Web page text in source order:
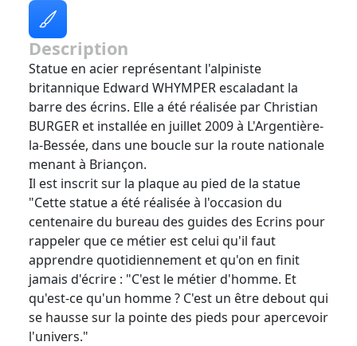
Description
Statue en acier représentant l'alpiniste
britannique Edward WHYMPER escaladant la
barre des écrins. Elle a été réalisée par Christian
BURGER et installée en juillet 2009 à L'Argentière-
la-Bessée, dans une boucle sur la route nationale
menant à Briançon.
Il est inscrit sur la plaque au pied de la statue
"Cette statue a été réalisée à l'occasion du
centenaire du bureau des guides des Ecrins pour
rappeler que ce métier est celui qu'il faut
apprendre quotidiennement et qu'on en finit
jamais d'écrire : "C'est le métier d'homme. Et
qu'est-ce qu'un homme ? C'est un être debout qui
se hausse sur la pointe des pieds pour apercevoir
l'univers."